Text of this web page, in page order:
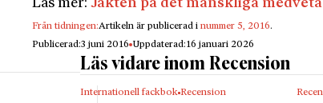
den yngre fick makten efter sin far Svante
det Erik Trolle som var allmänt accepterad
Sture fick makten först efter ett drygt
Lindén skriver fängslande om denna
Läs mer:Jakten på det mänskliga
Från tidningen:Artikeln är publicerad inummer 5, 2016.
Publicerad:3 juni 2016 Uppdaterad:16 januari 2026
Läs vidare inom Recension
Internationell fackbok Recension